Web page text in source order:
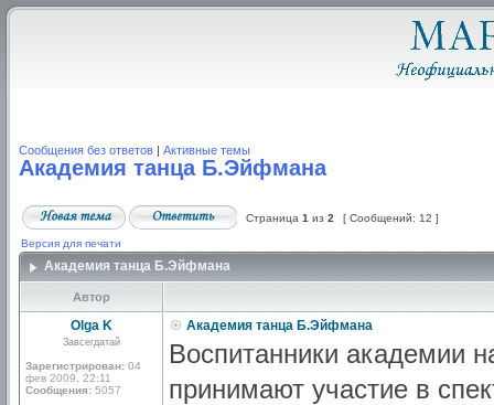
Сообщения без ответов | Активные темы
Академия танца Б.Эйфмана
Страница 1 из 2 [ Сообщений: 12 ]
Версия для печати
Академия танца Б.Эйфмана
Автор
Olga K
Завсегдатай
Зарегистрирован: 04
фев 2009, 22:11
Сообщения: 5057
Академия танца Б.Эйфмана
Воспитанники академии
принимают участие в